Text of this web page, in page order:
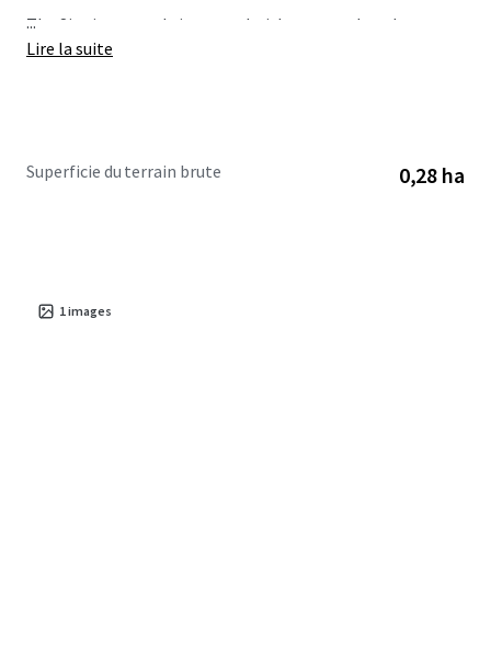
The Site is currently improved with a car wash and two
residential rental properties, providing in-place cash flow
...
Lire la suite
Superficie du terrain brute 0,28 ha
1images